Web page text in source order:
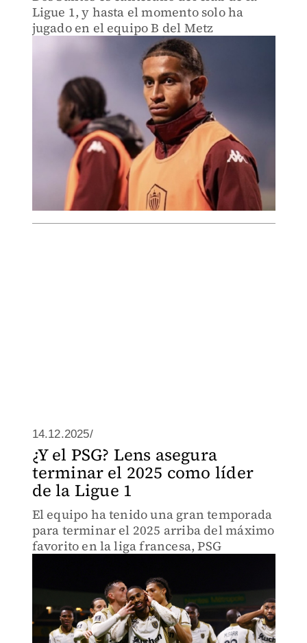
Ligue 1, y hasta el momento solo ha
jugado en el equipo B del Metz
14.12.2025/
¿Y el PSG? Lens asegura
terminar el 2025 como líder
de la Ligue 1
El equipo ha tenido una gran temporada
para terminar el 2025 arriba del máximo
favorito en la liga francesa, PSG